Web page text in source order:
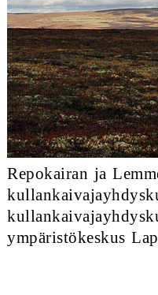
Repokairan ja
ympäristökeskus